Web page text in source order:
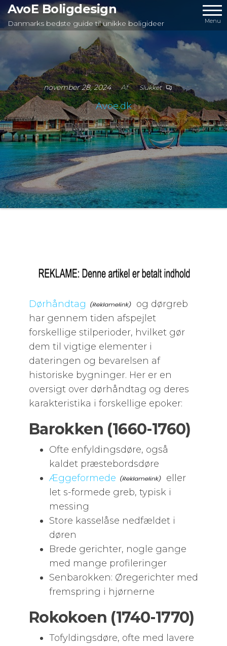
Videre
indhold
AvoE Boligdesign
Danmarks bedste guide til unikke boligideer Menu
november 28, 2024 Af Slukket
Avoe.dk
Dørhåndtag
og dørgreb
har gennem tiden afspejlet
forskellige stilperioder, hvilket gør
dem til vigtige elementer i
dateringen og bevarelsen af
historiske bygninger. Her er en
oversigt over dørhåndtag og deres
karakteristika i forskellige epoker:
Barokken (1660-1760)
Ofte enfyldingsdøre, også
kaldet præstebordsdøre
Æggeformede
eller
let s-formede greb, typisk i
messing
Store kasselåse nedfældet i
døren
Brede gerichter, nogle gange
med mange profileringer
Senbarokken: Øregerichter med
fremspring i hjørnerne
Rokokoen (1740-1770)
Tofyldingsdøre, ofte med lavere